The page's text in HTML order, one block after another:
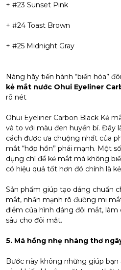
+ #23 Sunset Pink
+ #24 Toast Brown
+ #25 Midnight Gray
Nàng hãy tiến hành “biến hóa”
kẻ mắt nước Ohui Eyeliner
rõ nét
Ohui Eyeliner Carbon Black Kẻ
và to với màu đen huyền bí. Đây
cách được ưa chuộng nhất của
mắt “hớp hồn” phái mạnh. Một
dụng chì để kẻ mắt mà không
có hiệu quả tốt hơn đó chính là
Sản phẩm giúp tạo dáng chuẩn
mắt, nhấn mạnh rõ đường mi
điểm của hình dáng đôi mắt,
sâu cho đôi mắt.
5. Má hồng nhẹ nhàng thơ
Bước này không những giúp